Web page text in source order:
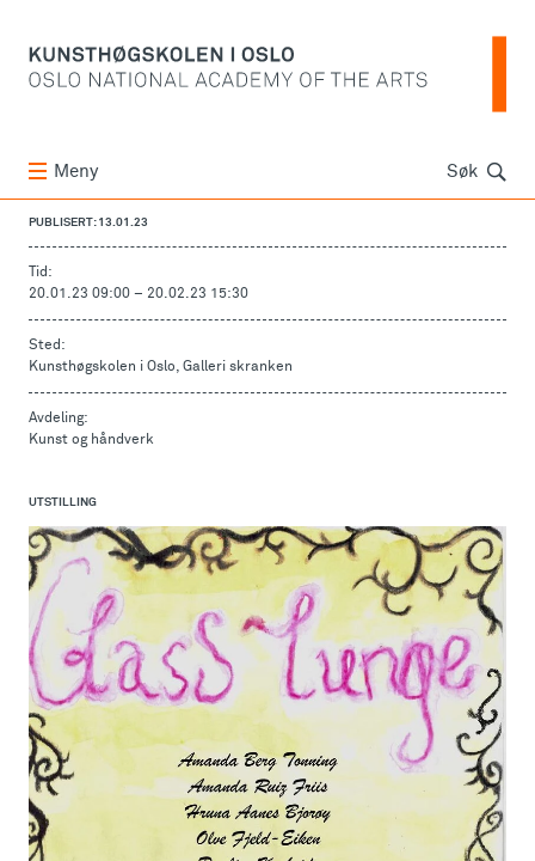
Meny Søk Søk
PUBLISERT: 13.01.23
Tid:
20.01.23 09:00 – 20.02.23 15:30
Sted:
Kunsthøgskolen i Oslo, Galleri skranken
Avdeling:
Kunst og håndverk
UTSTILLING